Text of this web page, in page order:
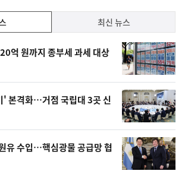
락
최신 뉴스
억 원까지 종부세 과세 대상
' 본격화…거점 국립대 3곳 신
유 수입…핵심광물 공급망 협